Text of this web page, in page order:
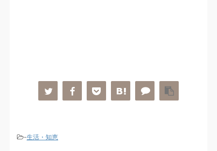
-生活・知恵